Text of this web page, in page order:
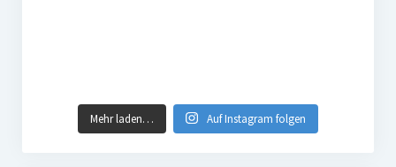
Mehr laden… Auf Instagram folgen